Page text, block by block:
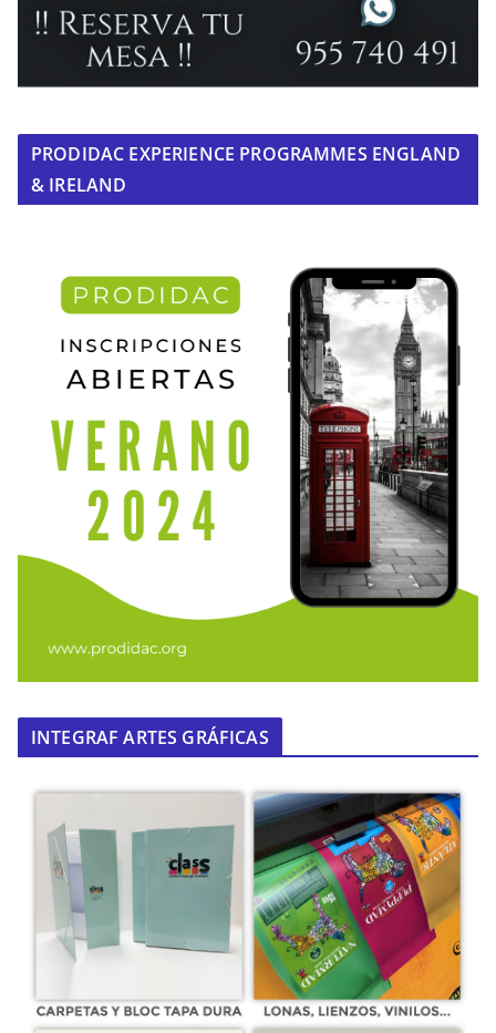
PRODIDAC EXPERIENCE PROGRAMMES ENGLAND
& IRELAND
INTEGRAF ARTES GRÁFICAS